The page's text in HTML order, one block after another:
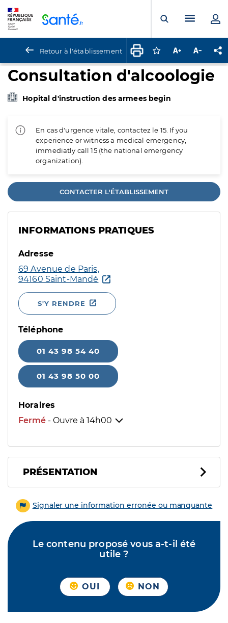
Ouvrir laMenu
Retour à l'établissement Connectez-vous
Augmenter la
Consultation d'alcoologie
Hopital d'instruction des armees begin
En cas d'urgence vitale, contactez le 15. If you
experience or witness a medical emergency,
immediatly call 15 (the national emergency
organization).
CONTACTER L'ÉTABLISSEMENT
INFORMATIONS PRATIQUES
Adresse
69 Avenue de Paris,
94160 Saint-Mandé
S'Y RENDRE
Téléphone
01 43 98 54 40
01 43 98 50 00
Horaires
Fermé - Ouvre à 14h00
PRÉSENTATION
Signaler une information erronée ou manquante
Le contenu proposé vous a-t-il été
utile ?
OUI NON